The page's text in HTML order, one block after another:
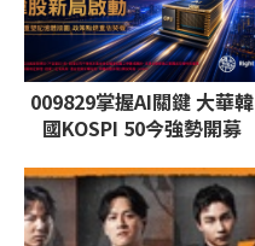
009829掌握AI關鍵 大華韓
國KOSPI 50今強勢開募